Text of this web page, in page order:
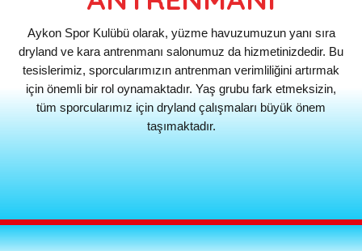
Aykon Spor Kulübü olarak, yüzme havuzumuzun yanı sıra
dryland ve kara antrenmanı salonumuz da hizmetinizdedir. Bu
tesislerimiz, sporcularımızın antrenman verimliliğini artırmak
için önemli bir rol oynamaktadır. Yaş grubu fark etmeksizin,
tüm sporcularımız için dryland çalışmaları büyük önem
taşımaktadır.